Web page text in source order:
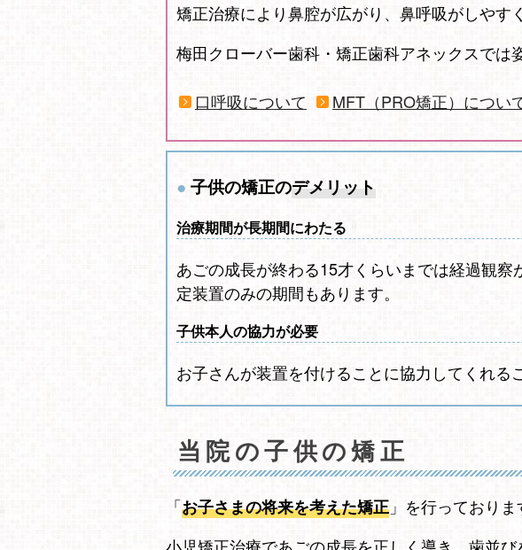
矯正治療により鼻腔が広がり、鼻呼吸がしやす
梅田クローバー歯科・矯正歯科アネックスでは
口呼吸について MFT（PRO矯正）につい
子供の矯正のデメリット
治療期間が長期間にわたる
あごの成長が終わる15才くらいまでは経過観
定装置のみの期間もあります。
子供本人の協力が必要
お子さんが装置を付けることに協力してくれる
当院の子供の矯正
「お子さまの将来を考えた矯正 」を行っておりま